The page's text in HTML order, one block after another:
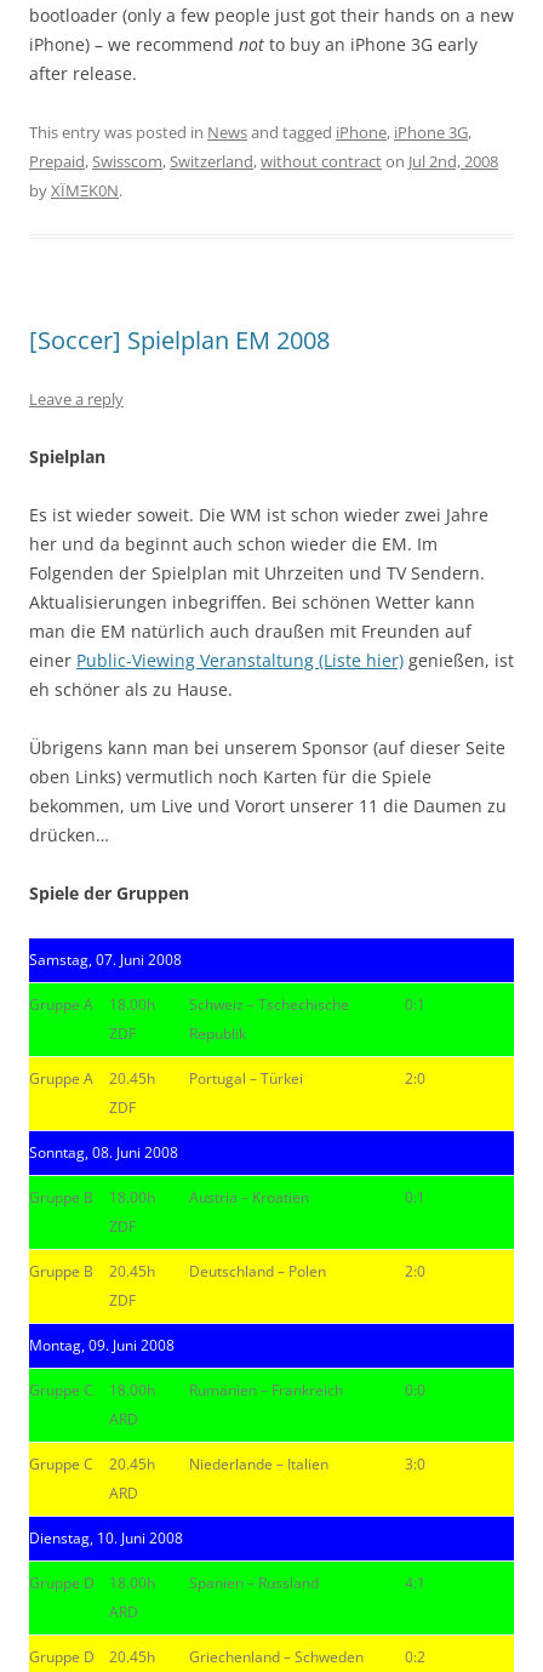
bootloader (only a few people just got their hands on a new
iPhone) – we recommend not to buy an iPhone 3G early
after release.
This entry was posted in Newsand tagged iPhone, iPhone 3G,
Prepaid,Swisscom,Switzerland,without contracton Jul 2nd, 2008
byXÏMΞK0N.
[Soccer] Spielplan EM 2008
Leave a reply
Spielplan
Es ist wieder soweit. Die WM ist schon wieder zwei Jahre
her und da beginnt auch schon wieder die EM. Im
Folgenden der Spielplan mit Uhrzeiten und TV Sendern.
Aktualisierungen inbegriffen. Bei schönen Wetter kann
man die EM natürlich auch draußen mit Freunden auf
einer Public-Viewing Veranstaltung (Liste hier) genießen, ist
eh schöner als zu Hause.
Übrigens kann man bei unserem Sponsor (auf dieser Seite
oben Links) vermutlich noch Karten für die Spiele
bekommen, um Live und Vorort unserer 11 die Daumen zu
drücken…
Spiele der Gruppen
Samstag, 07. Juni 2008
Gruppe A
18.00h
ZDF
Schweiz – Tschechische
Republik
0:1
Gruppe A
20.45h
ZDF
Portugal – Türkei 2:0
Sonntag, 08. Juni 2008
Gruppe B
18.00h
ZDF
Austria – Kroatien 0:1
Gruppe B
20.45h
ZDF
Deutschland – Polen 2:0
Montag, 09. Juni 2008
Gruppe C
18.00h
ARD
Rumänien – Frankreich 0:0
Gruppe C
20.45h
ARD
Niederlande – Italien 3:0
Dienstag, 10. Juni 2008
Gruppe D
18.00h
ARD
Spanien – Russland 4:1
Gruppe D 20.45h Griechenland – Schweden 0:2